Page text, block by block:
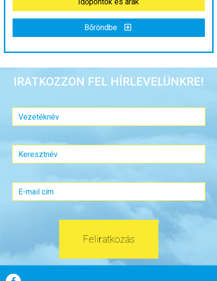
Bőröndbe
Bőröndbe
Város:Körutazás Olaszországban
szoba, Hotel***
Időtartam:3 éj
már 149.800 Ft-tól
Időpontok és árak
IRATKOZZON FEL HÍRLEVELÜNKRE!
Feliratkozás